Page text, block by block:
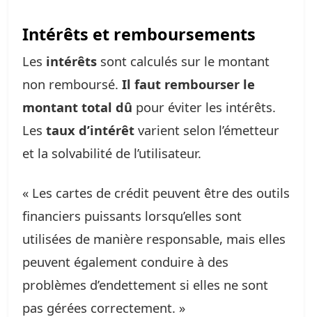
Intérêts et remboursements
Les intérêts sont calculés sur le montant
non remboursé. Il faut rembourser le
montant total dû pour éviter les intérêts.
Les taux d’intérêt varient selon l’émetteur
et la solvabilité de l’utilisateur.
« Les cartes de crédit peuvent être des outils
financiers puissants lorsqu’elles sont
utilisées de manière responsable, mais elles
peuvent également conduire à des
problèmes d’endettement si elles ne sont
pas gérées correctement. »